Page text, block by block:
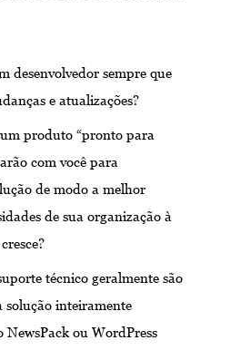
desenvolvedor sempre que
e atualizações?
produto “pronto para
com você para
de modo a melhor
de sua organização à
técnico geralmente são
solução inteiramente
NewsPack ou WordPress